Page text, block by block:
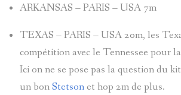
ARKANSAS – PARIS – USA 7m
TEXAS – PARIS – USA 20m, les
compétition avec le Tennessee pour
Ici on ne se pose pas la question du
un bonStetsonet hop 2m de plus.